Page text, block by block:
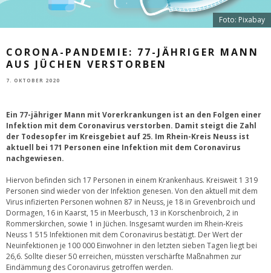
Foto: Pixabay
CORONA-PANDEMIE: 77-JÄHRIGER MANN
AUS JÜCHEN VERSTORBEN
7. OKTOBER 2020
Ein 77-jähriger Mann mit Vorerkrankungen ist an den Folgen einer
Infektion mit dem Coronavirus verstorben. Damit steigt die Zahl
der Todesopfer im Kreisgebiet auf 25. Im Rhein-Kreis Neuss ist
aktuell bei 171 Personen eine Infektion mit dem Coronavirus
nachgewiesen.
Hiervon befinden sich 17 Personen in einem Krankenhaus. Kreisweit 1 319
Personen sind wieder von der Infektion genesen. Von den aktuell mit dem
Virus infizierten Personen wohnen 87 in Neuss, je 18 in Grevenbroich und
Dormagen, 16 in Kaarst, 15 in Meerbusch, 13 in Korschenbroich, 2 in
Rommerskirchen, sowie 1 in Jüchen. Insgesamt wurden im Rhein-Kreis
Neuss 1 515 Infektionen mit dem Coronavirus bestätigt. Der Wert der
Neuinfektionen je 100 000 Einwohner in den letzten sieben Tagen liegt bei
26,6. Sollte dieser 50 erreichen, müssten verschärfte Maßnahmen zur
Eindämmung des Coronavirus getroffen werden.